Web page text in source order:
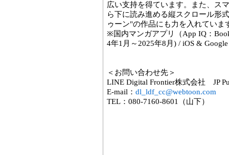
広い支持を得ています。また、ス
ら下に読み進める縦スクロール形
ゥーン"の作品にも力を入れていま
※国内マンガアプリ（App IQ：
4年1月～2025年8月) / iOS &
＜お問い合わせ先＞
LINE Digital Frontier株式会社 JP
E-mail： dl_ldf_cc@webtoon.com
TEL：080-7160-8601（山下）